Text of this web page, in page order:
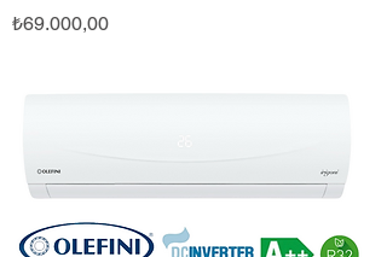
Fiyat
₺69.000,00